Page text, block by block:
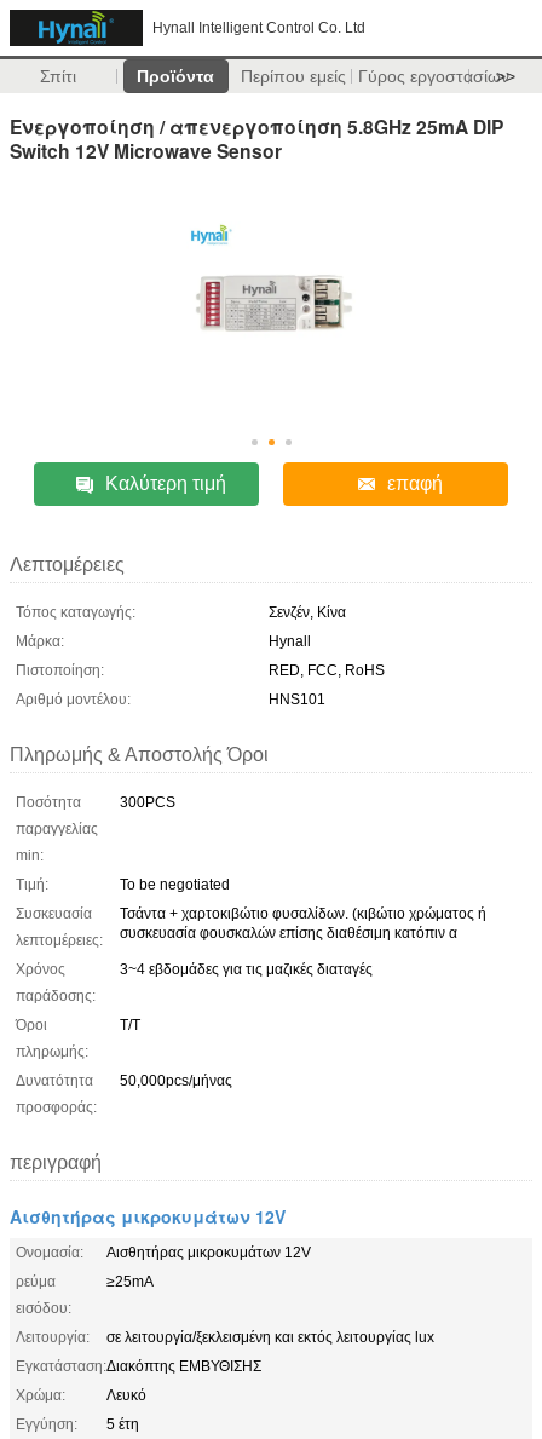
Hynall Intelligent Control Co. Ltd
Σπίτι Προϊόντα Περίπου εμείς Γύρος εργοστασίων
>>
Ενεργοποίηση / απενεργοποίηση 5.8GHz 25mA DIP
Switch 12V Microwave Sensor
Καλύτερη τιμή επαφή
Λεπτομέρειες
Τόπος καταγωγής:
Σενζέν, Κίνα
Μάρκα:
Hynall
Πιστοποίηση:
RED, FCC, RoHS
Αριθμό μοντέλου:
HNS101
Πληρωμής & Αποστολής Όροι
Ποσότητα
παραγγελίας
min:
300PCS
Τιμή:
To be negotiated
Συσκευασία
λεπτομέρειες:
Τσάντα + χαρτοκιβώτιο φυσαλίδων. (κιβώτιο χρώματος ή
συσκευασία φουσκαλών επίσης διαθέσιμη κατόπιν α
Χρόνος
παράδοσης:
3~4 εβδομάδες για τις μαζικές διαταγές
Όροι
πληρωμής:
Τ/Τ
Δυνατότητα
προσφοράς:
50,000pcs/μήνας
περιγραφή
Αισθητήρας μικροκυμάτων 12V
Ονομασία:
Αισθητήρας μικροκυμάτων 12V
ρεύμα
εισόδου:
≥25mA
Λειτουργία:
σε λειτουργία/ξεκλεισμένη και εκτός λειτουργίας lux
Εγκατάσταση:Διακόπτης ΕΜΒΥΘΙΣΗΣ
Χρώμα:
Λευκό
Εγγύηση:
5 έτη